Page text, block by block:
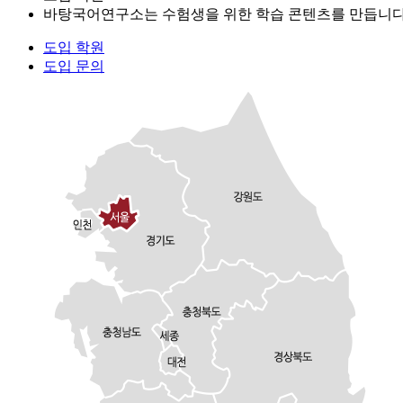
바탕국어연구소는 수험생을 위한 학습 콘텐츠를 만듭니
도입 학원
도입 문의